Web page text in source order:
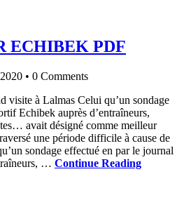
ECHIBEK PDF
• 0 Comments
visite à Lalmas Celui qu’un sondage
Echibek auprès d’entraîneurs,
avait désigné comme meilleur
une période difficile à cause de
sondage effectué en par le journal
… Continue Reading